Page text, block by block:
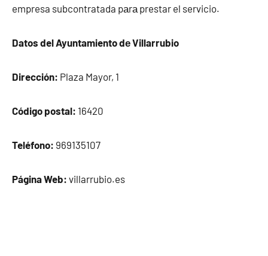
empresa subcontratada pаrа prestar el servicio.
Datos del Ayuntamiento dе Villarrubio
Dirección: Plaza Mayor, 1
Código postal: 16420
Teléfono: 969135107
Página Web: villarrubio.es